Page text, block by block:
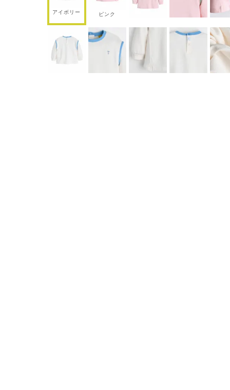
アイボリー ピンク